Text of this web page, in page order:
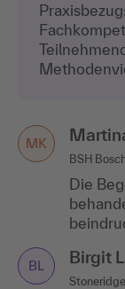
Praxisbezug:
MK
BSH
Die
BL Birgit